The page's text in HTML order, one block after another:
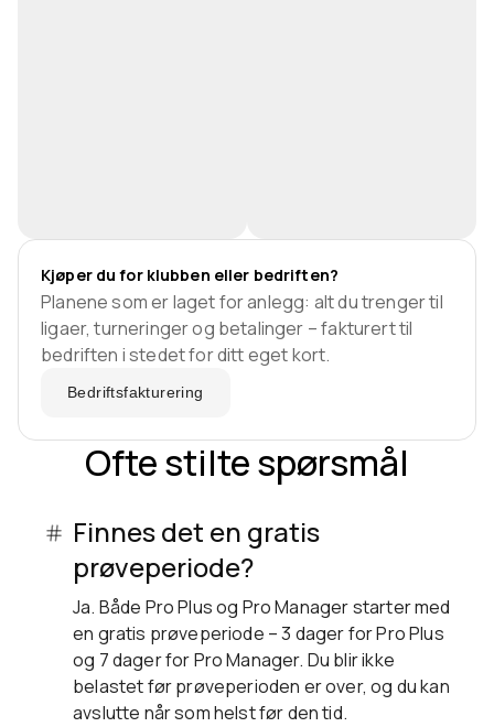
Kjøper du for klubben eller bedriften?
Planene som er laget for anlegg: alt du trenger til
ligaer, turneringer og betalinger – fakturert til
bedriften i stedet for ditt eget kort.
Bedriftsfakturering
Ofte stilte spørsmål
Finnes det en gratis
prøveperiode?
Ja. Både Pro Plus og Pro Manager starter med
en gratis prøveperiode – 3 dager for Pro Plus
og 7 dager for Pro Manager. Du blir ikke
belastet før prøveperioden er over, og du kan
avslutte når som helst før den tid.